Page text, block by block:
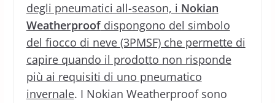
degli pneumatici all-season, i Nokian
Weatherproofdispongono del simbolo
del fiocco di neve (3PMSF) che permette di
capire quando il prodotto non risponde
più ai requisiti di uno pneumatico
invernale. I Nokian Weatherproof sono